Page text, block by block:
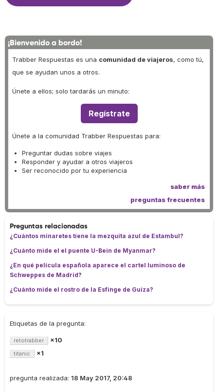
¡Bienvenido a bordo!
Trabber Respuestas es una comunidad de viajeros, como tú,
que se ayudan unos a otros.
Únete a ellos; solo tardarás un minuto:
Regístrate
Únete a la comunidad Trabber Respuestas para:
Preguntar dudas sobre viajes
Responder y ayudar a otros viajeros
Ser reconocido por tu experiencia
saber más
preguntas frecuentes
Preguntas relacionadas
¿Cuántos minaretes tiene la mezquita azul de Estambul?
¿Cuánto mide el el puente U-Bein de Myanmar?
¿En qué película española aparece el cartel luminoso de
Schweppes de Madrid?
¿Cuánto mide el rostro de la Esfinge de Guiza?
Etiquetas de la pregunta:
retotrabber ×10
titanic ×1
pregunta realizada: 18 May 2017, 20:48